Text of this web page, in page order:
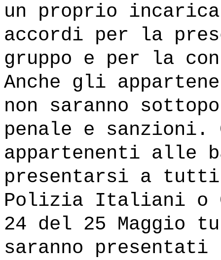
un proprio
accordi per la
gruppo e per la
Anche gli
non saranno
penale e
appartenenti alle
presentarsi a
Polizia Italiani o
24 del 25 Maggio
saranno presentati